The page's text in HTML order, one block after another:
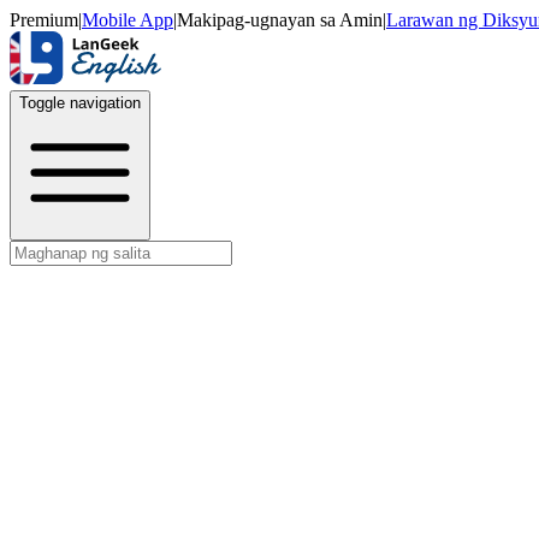
Premium|Mobile App|Makipag-ugnayan sa Amin|Larawan ng
Toggle navigation